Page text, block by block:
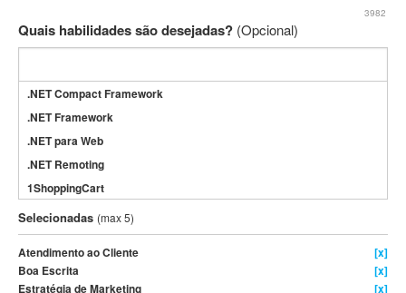
3982
Quais habilidades são desejadas? (Opcional)
.NET Compact Framework
.NET Framework
.NET para Web
.NET Remoting
1ShoppingCart
3DS Max
3GSM
4D Dimension
802.11
Selecionadas (max 5)
Atendimento ao Cliente
[x]
Boa Escrita
[x]
Estratégia de Marketing
[x]